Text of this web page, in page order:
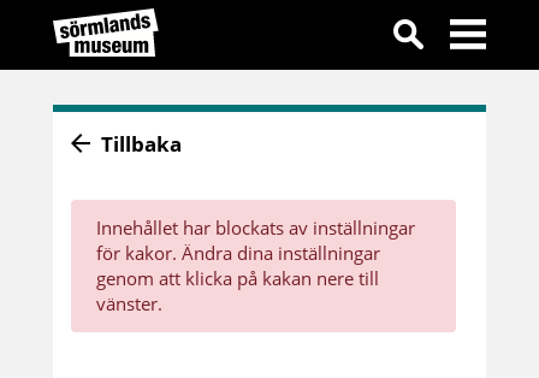
Tillbaka
Innehållet har blockats av inställningar
för kakor. Ändra dina inställningar
genom att klicka på kakan nere till
vänster.